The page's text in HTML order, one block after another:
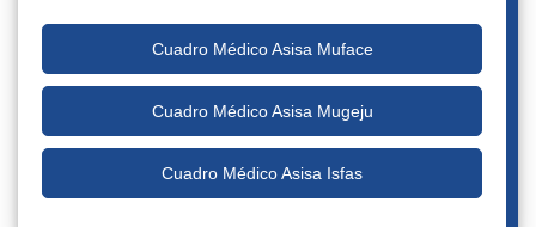
Cuadro Médico Asisa Muface
Cuadro Médico Asisa Mugeju
Cuadro Médico Asisa Isfas